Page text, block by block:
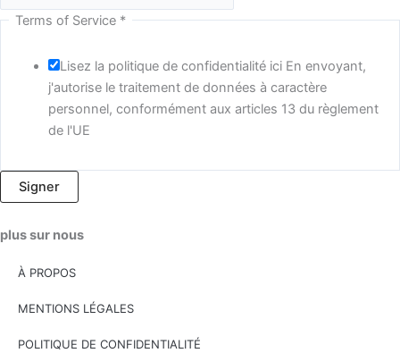
Terms of Service *
Lisez la politique de confidentialité ici En envoyant,
j'autorise le traitement de données à caractère
personnel, conformément aux articles 13 du règlement
de l'UE
Signer
plus sur nous
À PROPOS
​MENTIONS LÉGALES
POLITIQUE DE CONFIDENTIALITÉ